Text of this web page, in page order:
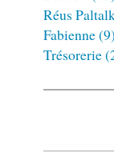
Réus
Fabienne(9)
Trésorerie